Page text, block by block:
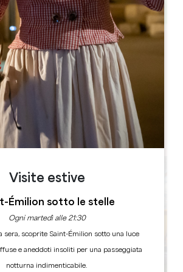
Leaflet
1, Mauperier Sud
Les Salles de Castillon
Visite estive
Émilion sotto le stelle
Ogni martedì alle 21:30
sera, scoprite Saint-Émilion sotto una luce
e aneddoti insoliti per una passeggiata
notturna indimenticabile.